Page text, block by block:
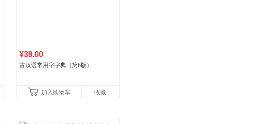
¥39.00
古汉语常用字字典（第6版）
加入购物车 收藏